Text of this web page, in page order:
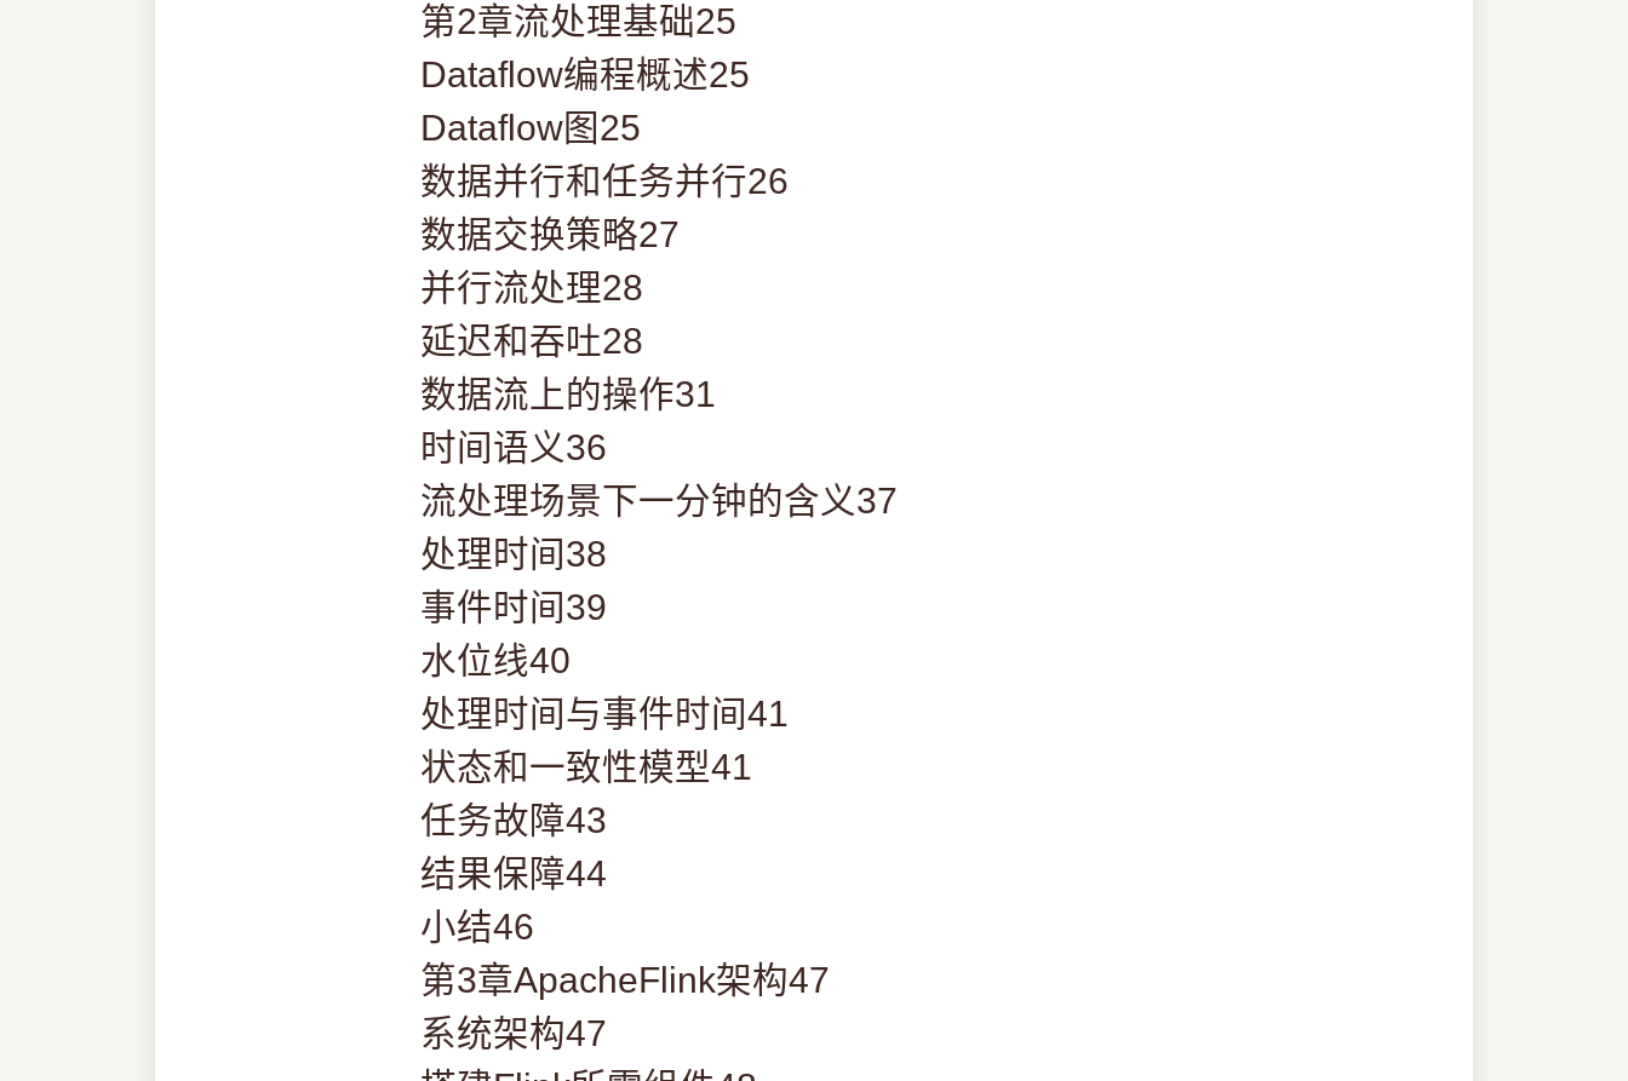
第2章流处理基础25
Dataflow编程概述25
Dataflow图25
数据并行和任务并行26
数据交换策略27
并行流处理28
延迟和吞吐28
数据流上的操作31
时间语义36
流处理场景下一分钟的含义37
处理时间38
事件时间39
水位线40
处理时间与事件时间41
状态和一致性模型41
任务故障43
结果保障44
小结46
第3章ApacheFlink架构47
系统架构47